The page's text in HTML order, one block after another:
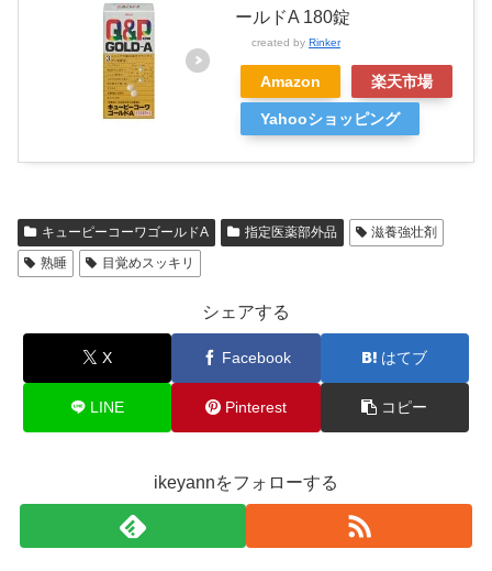
ールドA 180錠
created by Rinker
Amazon 楽天市場
Yahooショッピング
キューピーコーワゴールドA 指定医薬部外品
滋養強壮剤
熟睡
目覚めスッキリ
シェアする
X Facebook はてブ
LINE Pinterest コピー
ikeyannをフォローする